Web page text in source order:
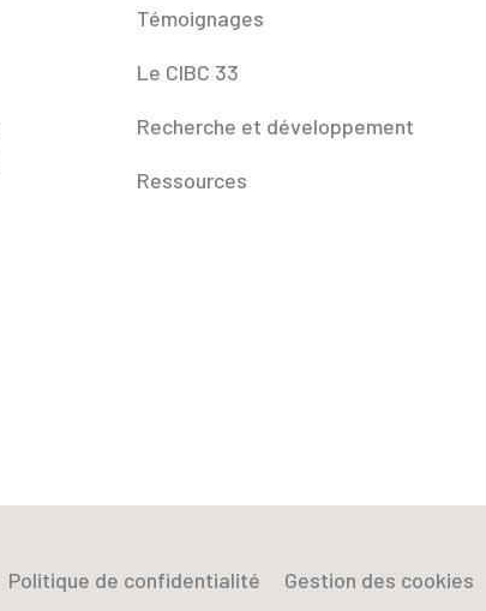
Témoignages
Le CIBC 33
Recherche et développement
Ressources
Politique de confidentialité Gestion des cookies